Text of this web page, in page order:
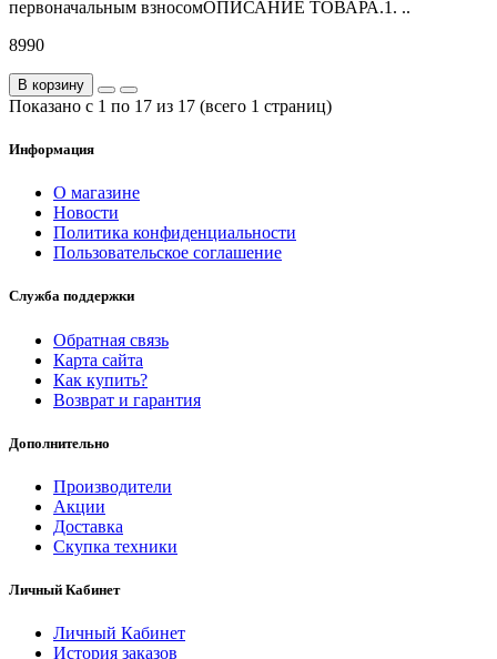
первоначальным взносомОПИСАНИЕ ТОВАРА.1. ..
8990
В корзину
Показано с 1 по 17 из 17 (всего 1 страниц)
Информация
О магазине
Новости
Политика конфиденциальности
Пользовательское соглашение
Служба поддержки
Обратная связь
Карта сайта
Как купить?
Возврат и гарантия
Дополнительно
Производители
Акции
Доставка
Скупка техники
Личный Кабинет
Личный Кабинет
История заказов